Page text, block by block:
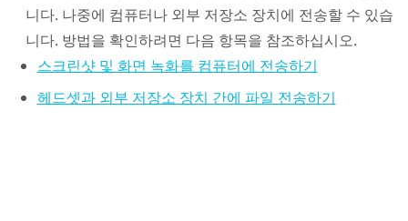
니다. 나중에 컴퓨터나 외부 저장소 장치에 전송할 수 있습
니다. 방법을 확인하려면 다음 항목을 참조하십시오.
스크린샷 및 화면 녹화를 컴퓨터에 전송하기
헤드셋과 외부 저장소 장치 간에 파일 전송하기